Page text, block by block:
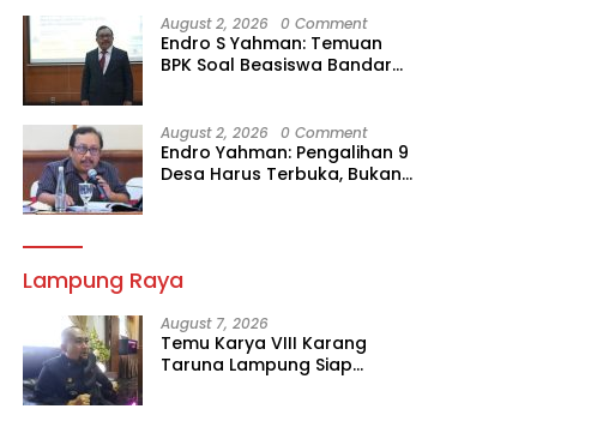
August 2, 2026 0 Comment
Endro S Yahman: Temuan
BPK Soal Beasiswa Bandar
August 2, 2026 0 Comment
Endro Yahman: Pengalihan 9
Desa Harus Terbuka, Bukan
Lampung Raya
August 7, 2026
Temu Karya VIII Karang
Taruna Lampung Siap